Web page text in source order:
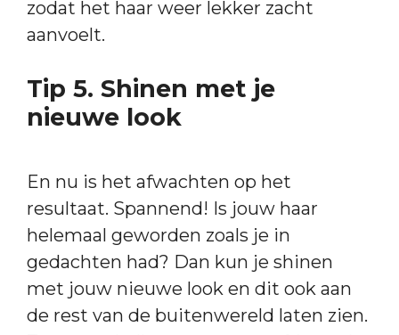
zodat het haar weer lekker zacht
aanvoelt.
Tip 5. Shinen met je
nieuwe look
En nu is het afwachten op het
resultaat. Spannend! Is jouw haar
helemaal geworden zoals je in
gedachten had? Dan kun je shinen
met jouw nieuwe look en dit ook aan
de rest van de buitenwereld laten zien.